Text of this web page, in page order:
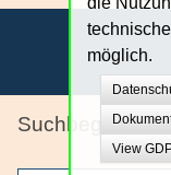
Unsere
möglich.
View